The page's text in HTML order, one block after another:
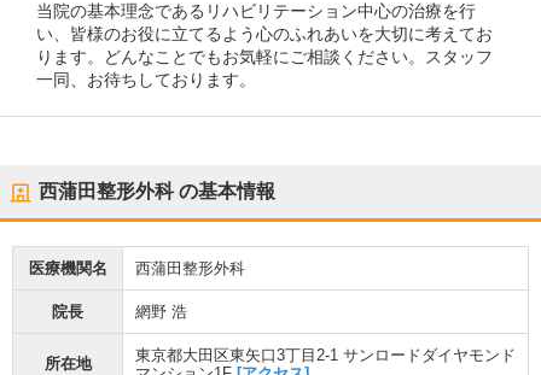
当院の基本理念であるリハビリテーション中心の治療を行
い、皆様のお役に立てるよう心のふれあいを大切に考えてお
ります。どんなことでもお気軽にご相談ください。スタッフ
一同、お待ちしております。
西蒲田整形外科の基本情報
医療機関名 西蒲田整形外科
院長 網野 浩
所在地
東京都大田区東矢口3丁目2-1 サンロードダイヤモンド